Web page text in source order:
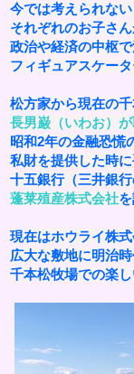
今では考えられな
それぞれのお子さ
政治や経済の中枢
フィギュアスケー
松方家から現在の
長男巌（いわお）
昭和2年の金融恐慌
私財を提供した時
十五銀行（三井銀
蓬莱殖産株式会社
現在はホウライ株
広大な敷地に明治
千本松牧場での楽